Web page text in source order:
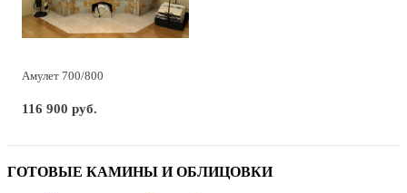
Амулет 700/800
116 900 руб.
ГОТОВЫЕ КАМИНЫ И ОБЛИЦОВКИ